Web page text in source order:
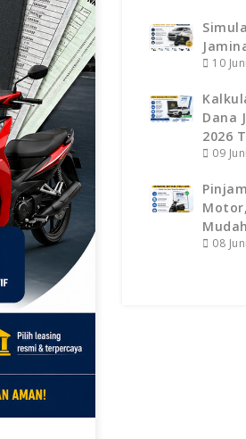
10
Dana
2026
09
08